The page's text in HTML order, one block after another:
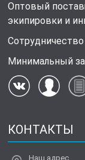
Оптовый
экипировки и
Минимальный
КОНТАКТЫ
Наш адрес